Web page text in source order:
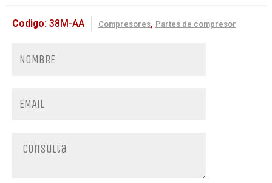
Codigo: 38M-AA Compresores, Partes de compresor